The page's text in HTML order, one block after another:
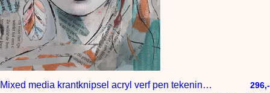
Mixed media krantknipsel acryl verf pen tekening en digitaal tekenen 296,-